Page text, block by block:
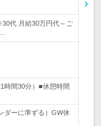
代 月給30万円代～ご
時間30分）■休憩時間
ダーに準ずる）GW休